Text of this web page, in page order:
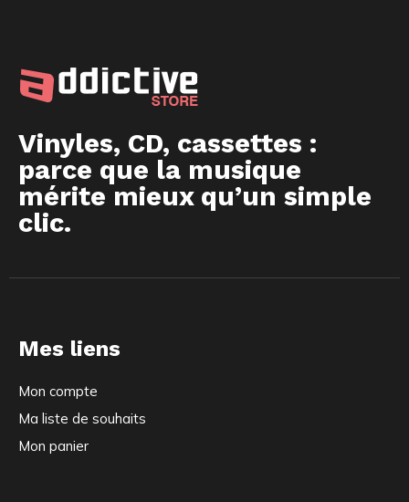
Vinyles, CD, cassettes :
parce que la musique
mérite mieux qu’un simple
clic.
Mes liens
Mon compte
Ma liste de souhaits
Mon panier